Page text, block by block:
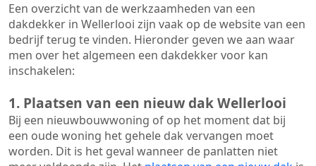
Een overzicht van de werkzaamheden van een
dakdekker in Wellerlooi zijn vaak op de website van een
bedrijf terug te vinden. Hieronder geven we aan waar
men over het algemeen een dakdekker voor kan
inschakelen:
1. Plaatsen van een nieuw dak Wellerlooi
Bij een nieuwbouwwoning of op het moment dat bij
een oude woning het gehele dak vervangen moet
worden. Dit is het geval wanneer de panlatten niet